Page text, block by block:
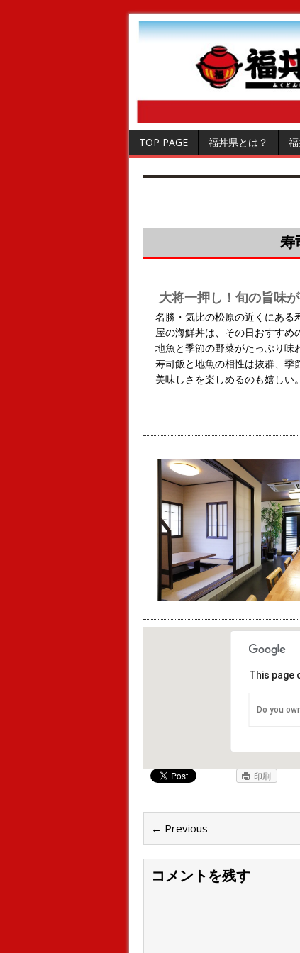
TOP PAGE 福丼県とは？
寿
大将一押し！旬の旨味
名勝・気比の松原の近くにある
屋の海鮮丼は、その日おすすめ
地魚と季節の野菜がたっぷり味
寿司飯と地魚の相性は抜群、季
美味しさを楽しめるのも嬉しい。
This page
Do you
印刷
← Previous
コメントを残す